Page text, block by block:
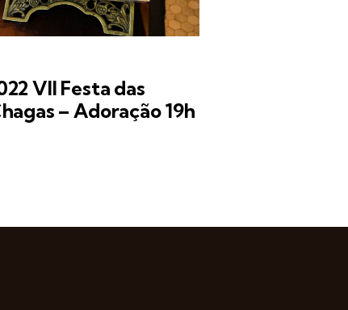
VII Festa das
– Adoração 19h